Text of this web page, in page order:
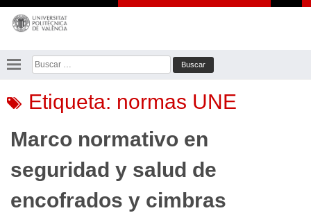
Saltar
contenido
Buscar:
Etiqueta: normas UNE
Marco normativo en
seguridad y salud de
encofrados y cimbras